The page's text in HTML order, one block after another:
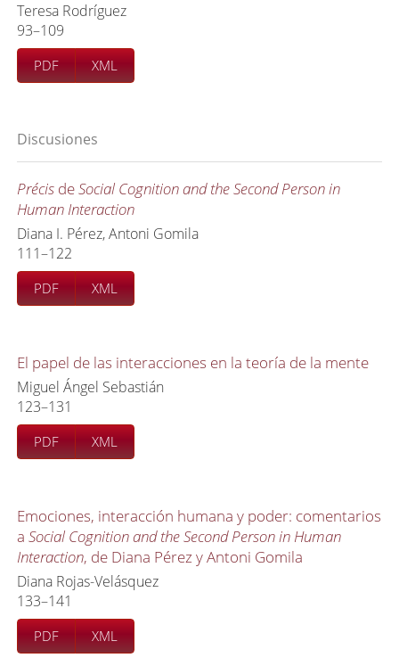
Teresa Rodríguez
93–109
PDF XML
Discusiones
Précis deSocial Cognition and the Second Person in
Human Interaction
Diana I. Pérez, Antoni Gomila
111–122
PDF XML
El papel de las interacciones en la teoría de la mente
Miguel Ángel Sebastián
123–131
PDF XML
Emociones, interacción humana y poder: comentarios
aSocial Cognition and the Second Person in Human
Interaction, de Diana Pérez y Antoni Gomila
Diana Rojas-Velásquez
133–141
PDF XML